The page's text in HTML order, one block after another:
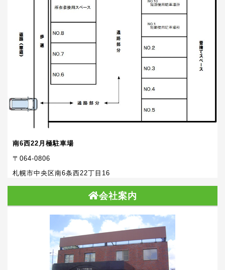
南6西22月極駐車場
〒064-0806
札幌市中央区南6条西22丁目16
会社案内